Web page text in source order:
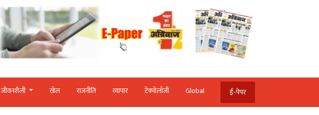
जीवनशैली खेल राजनीति व्‍यापार टेक्‍नोलॉजी Global ई-पेपर